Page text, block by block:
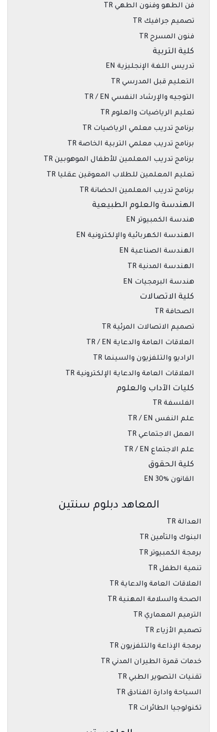
فن الطهو وفنون الطهي TR
تصميم جرافيك TR
فنون المسرح TR
كلية التربية
تدريس اللغة الإنجليزية EN
التعليم قبل المدرسي TR
التوجيه والإرشاد النفسي TR / EN
تعليم الرياضيات والعلوم TR
برنامج تدريب معلمي الرياضيات TR
برنامج تدريب معلمي التربية الخاصة TR
برنامج تدريب المعلمين للأطفال الموهوبين TR
تعليم المعلمين للطلاب المعوقين عقليا TR
برنامج تدريب المعلمين الحضانة TR
الهندسة والعلوم الطبيعية
هندسة الكمبيوتر EN
الهندسة الكهربائية والإلكترونية EN
الهندسة الصناعية EN
الهندسة المدنية TR
هندسة البرمجيات EN
كلية الاتصالات
الصحافة TR
تصميم الاتصالات المرئية TR
العلاقات العامة والدعاية TR / EN
الراديو والتلفزيون والسينما TR
العلاقات العامة والدعاية الإلكترونية TR
كليات الآداب والعلوم
الفلسفة TR
علم النفس TR / EN
العمل الاجتماعي TR
علم الاجتماع TR / EN
كلية الحقوق
القانون EN 30٪
المعاهد دبلوم سنتين
العدالة TR
البنوك والتأمين TR
برمجة الكمبيوتر TR
تنمية الطفل TR
العلاقات العامة والدعاية TR
الصحة والسلامة المهنية TR
الترميم المعماري TR
تصميم الأزياء TR
برمجة الإذاعة والتلفزيون TR
خدمات قمرة الطيران المدني TR
تقنيات التصوير الطبي TR
السياحة وادارة الفنادق TR
تكنولوجيا الطائرات TR